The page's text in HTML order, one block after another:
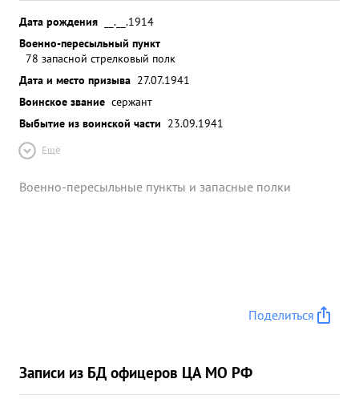
Дата рождения
__.__.1914
Военно-пересыльный пункт
78 запасной стрелковый полк
Дата и место призыва 27.07.1941
Воинское звание сержант
Выбытие из воинской части 23.09.1941
Ещё
Военно-пересыльные пункты и запасные полки
Поделиться
Записи из БД офицеров ЦА МО РФ